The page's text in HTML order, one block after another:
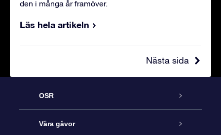
den i många år framöver.
Läs hela artikeln
Nästa sida
OSR
Kundtjänst
Våra gåvor